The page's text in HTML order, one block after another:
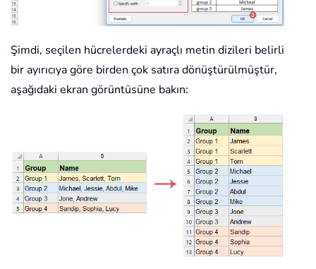
Şimdi, seçilen hücrelerdeki ayraçlı metin dizileri belirli
bir ayırıcıya göre birden çok satıra dönüştürülmüştür,
aşağıdaki ekran görüntüsüne bakın: